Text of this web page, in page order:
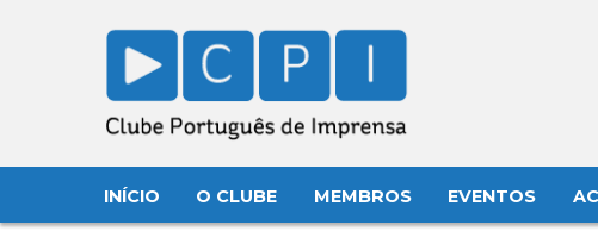
INÍCIO O CLUBE MEMBROS EVENTOS